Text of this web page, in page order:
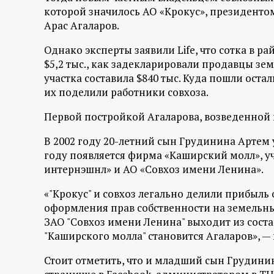
которой значилось АО «Крокус»,
Арас Агаларов.
Однако эксперты заявили Life, что сотка в
$5,2 тыс., как задекларировали продавцы
участка составила $840 тыс. Куда пошли
их поделили работники совхоза.
Первой постройкой Агаларова,
В 2002 году 20-летний сын Грудинина Артем
году появляется фирма «Каширский молл»,
интернэшнл» и АО «Совхоз имени Ленина».
«"Крокус" и совхоз легально делили
оформления прав собственности на
ЗАО "Совхоз имени Ленина" выходит из
"Каширского молла" становится Агаларов»,
Стоит отметить, что и младший сын